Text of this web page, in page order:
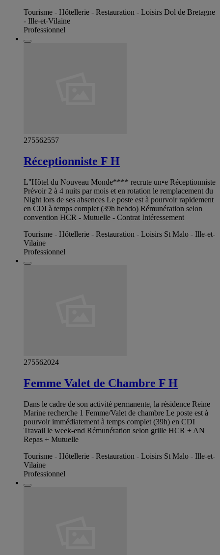
Tourisme - Hôtellerie - Restauration - Loisirs Dol de Bretagne
- Ille-et-Vilaine
Professionnel
275562557
Réceptionniste F H
L''Hôtel du Nouveau Monde**** recrute un•e Réceptionniste
Prévoir 2 à 4 nuits par mois et en rotation le remplacement du
Night lors de ses absences Le poste est à pourvoir rapidement
en CDI à temps complet (39h hebdo) Rémunération selon
convention HCR - Mutuelle - Contrat Intéressement
Tourisme - Hôtellerie - Restauration - Loisirs St Malo - Ille-et-
Vilaine
Professionnel
275562024
Femme Valet de Chambre F H
Dans le cadre de son activité permanente, la résidence Reine
Marine recherche 1 Femme/Valet de chambre Le poste est à
pourvoir immédiatement à temps complet (39h) en CDI
Travail le week-end Rémunération selon grille HCR + AN
Repas + Mutuelle
Tourisme - Hôtellerie - Restauration - Loisirs St Malo - Ille-et-
Vilaine
Professionnel